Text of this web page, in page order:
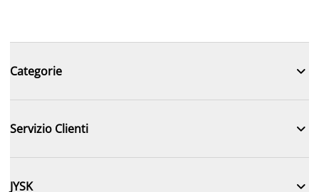
Categorie 
Servizio Clienti 
JYSK 